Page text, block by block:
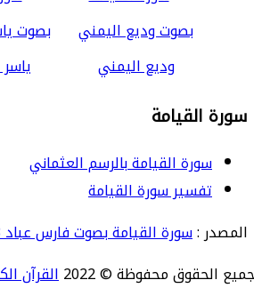
وديع اليمني
سورة القيامة
سورة القيامة بالرسم العثماني
تفسير سورة القيامة
المصدر :سورة القيامة بصوت فارس عباد mp3
جميع الحقوق محفوظة © 2022
القرآن